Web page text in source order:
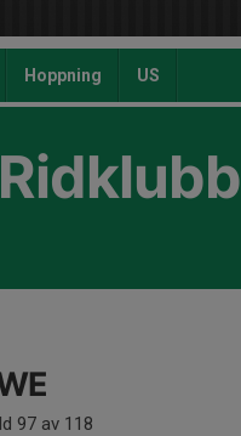
Hoppning US
97 av 118